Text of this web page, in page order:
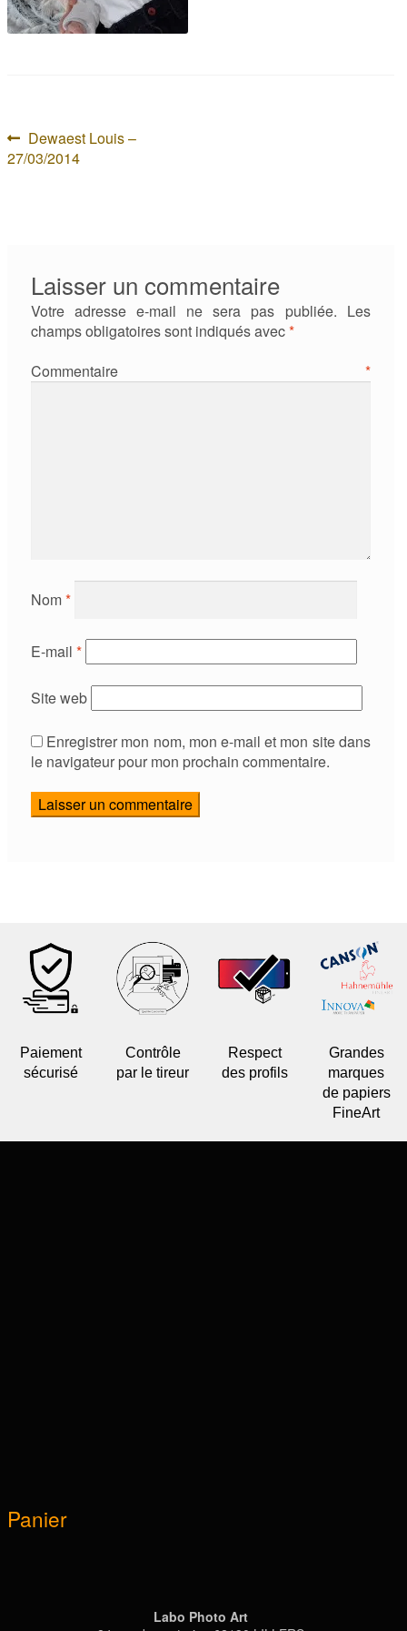
Navigation
Article
précédent :
Dewaest Louis –
27/03/2014
Laisser un commentaire
Votre adresse e-mail ne sera pas publiée. Les
champs obligatoires sont indiqués avec*
Commentaire *
Nom*
E-mail *
Site web
Enregistrer mon nom, mon e-mail et mon site dans
le navigateur pour mon prochain commentaire.
Paiement
sécurisé
Contrôle
par le tireur
Respect
des profils
Grandes
marques
de papiers
FineArt
Panier
Labo Photo Art